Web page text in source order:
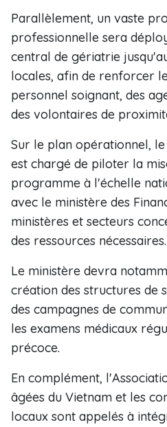
Parallèlement, un vaste
professionnelle sera
central de gériatrie
locales, afin de renforcer
personnel soignant, des
des volontaires de
Sur le plan opérationnel,
est chargé de piloter la
programme à l'échelle
avec le ministère des
ministères et secteurs
des ressources nécessaires.
Le ministère devra
création des structures de
des campagnes de
les examens médicaux
précoce.
En complément,
âgées du Vietnam et les
locaux sont appelés à